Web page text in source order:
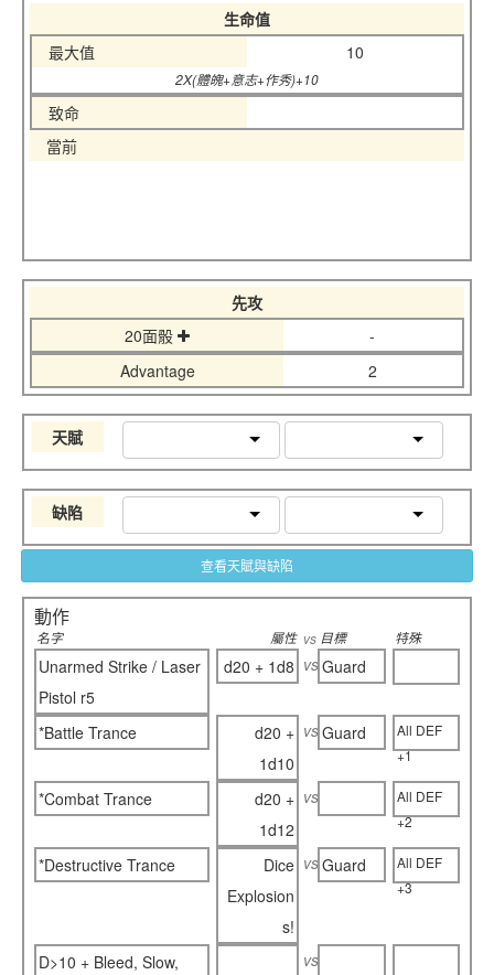
生命值
最大值
10
2X(體魄+意志+作秀)+10
致命
當前
先攻
20面骰
-
Advantage
2
天賦
缺陷
查看天賦與缺陷
動作
名字 屬性 vs 目標 特殊
Unarmed Strike / Laser
Pistol r5
d20 + 1d8 vs Guard
*Battle Trance
d20 +
1d10
vs Guard
All DEF
+1
*Combat Trance
d20 +
1d12
vs
All DEF
+2
*Destructive Trance
Dice
Explosion
s!
vs Guard
All DEF
+3
D>10 + Bleed, Slow,
vs